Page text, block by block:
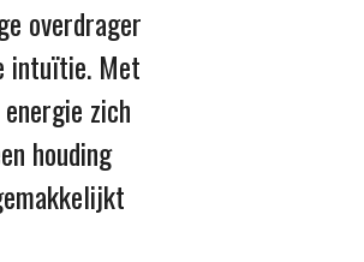
overdrager
intuïtie. Met
zich
houding